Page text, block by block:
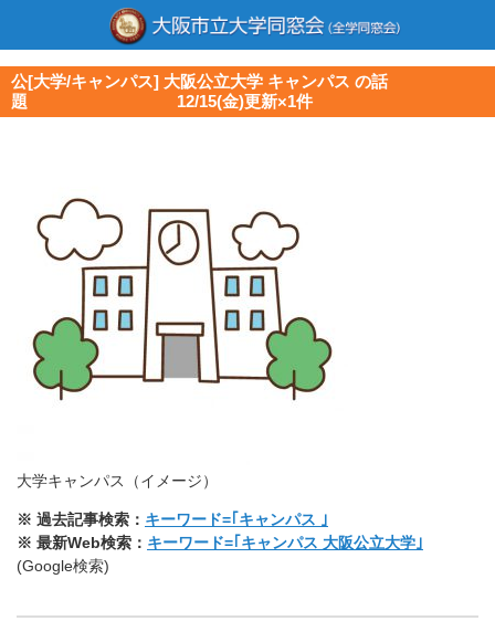
公[大学/キャンパス] 大阪公立大学 キャンパス の話
題 12/15(金)更新×1件
大学キャンパス（イメージ）
※ 過去記事検索： キーワード=｢キャンパス ｣
※ 最新Web検索： キーワード=｢キャンパス 大阪公立大学｣
(Google検索)